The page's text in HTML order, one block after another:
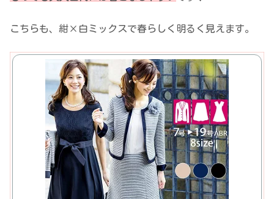
こちらも、紺×白ミックスで春らしく明るく見えます。